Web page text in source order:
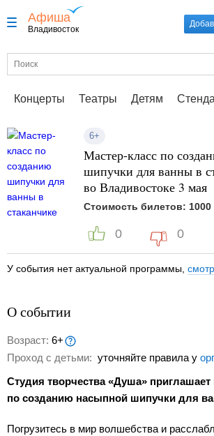
Афиша
Владивосток
Концерты Театры Детям
6+
Мастер-класс по
шипучки для ванны в
во Владивостоке 3 мая
Стоимость билетов: 1000
0 0
У события нет актуальной программы,
О событии
Возраст: 6+
Проход с детьми: уточняйте правила у
Студия творчества «Душа» приглашает
по созданию насыпной шипучки для
Погрузитесь в мир волшебства и